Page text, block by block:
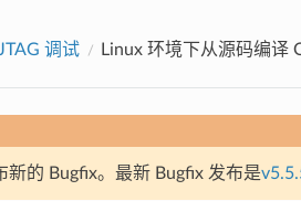
调试 Linux 环境下从源码编译
新的 Bugfix。最新 Bugfix 发布是